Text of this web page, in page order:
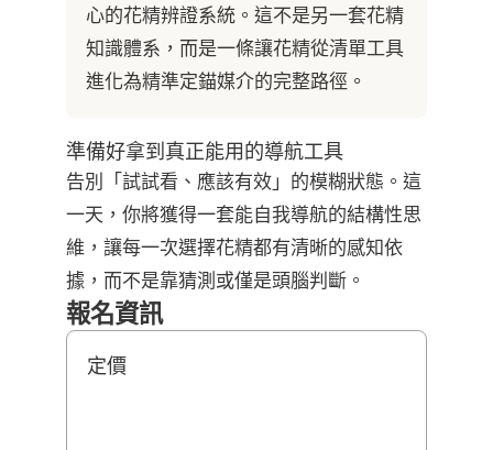
心的花精辨證系統。這不是另一套花精
知識體系，而是一條讓花精從清單工具
進化為精準定錨媒介的完整路徑。
準備好拿到真正能用的導航工具
告別「試試看、應該有效」的模糊狀態。這
一天，你將獲得一套能自我導航的結構性思
維，讓每一次選擇花精都有清晰的感知依
據，而不是靠猜測或僅是頭腦判斷。
報名資訊
定價